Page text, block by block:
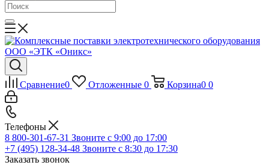
Сравнение0 Отложенные 0 Корзина0 0
Телефоны
8 800-301-67-31 Звоните с 9:00 до 17:00
+7 (495) 128-34-48 Звоните с 8:30 до 17:30
Заказать звонок